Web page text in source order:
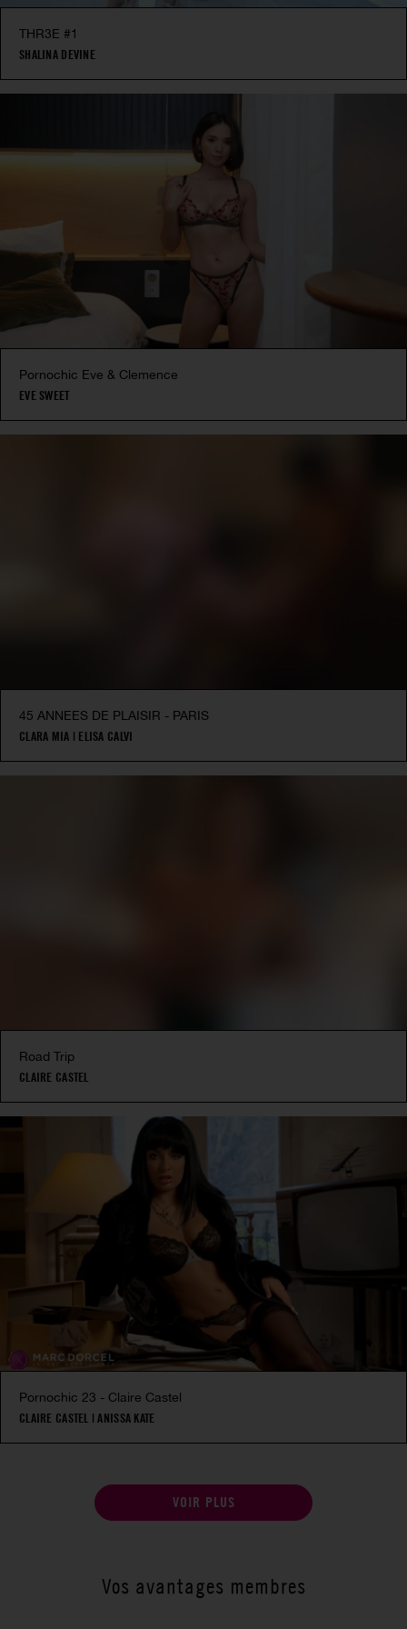
THR3E #1
SHALINA DEVINE
Pornochic Eve & Clemence
EVE SWEET
45 ANNEES DE PLAISIR - PARIS
CLARA MIA | ELISA CALVI
Road Trip
CLAIRE CASTEL
Pornochic 23 - Claire Castel
CLAIRE CASTEL |ANISSA KATE
VOIR PLUS
Vos avantages membres